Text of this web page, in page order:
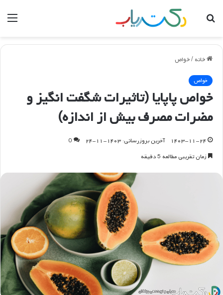
جستجو
خانه /خواص
خواص
خواص پاپایا (تاثیرات شگفت انگیز و
مضرات مصرف بیش از اندازه)
۱۴۰۳-۱۱-۲۴ آخرین بروزرسانی: ۱۴۰۳-۱۱-۲۴
0
زمان تقریبی مطالعه 5 دقیقه